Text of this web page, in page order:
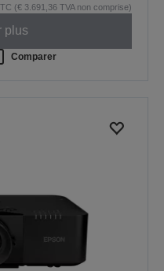
(€ 3.691,36 TVA non comprise)
plus
Comparer